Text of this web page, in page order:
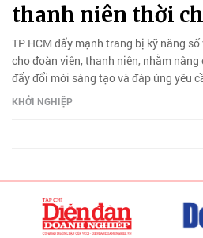
thanh niên thời
TP HCM đẩy mạnh trang bị kỹ năng
cho đoàn viên, thanh niên, nhằm
đẩy đổi mới sáng tạo và đáp ứng yêu
KHỞI NGHIỆP